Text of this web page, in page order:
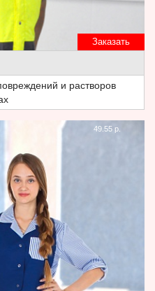
Заказать
и растворов
49.55 р.